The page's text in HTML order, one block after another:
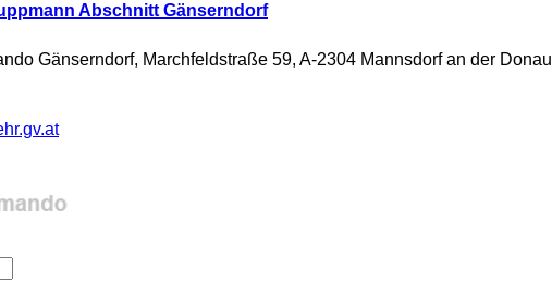
Abschnitt Gänserndorf
Gänserndorf, Marchfeldstraße 59, A-2304 Mannsdorf an der Donau